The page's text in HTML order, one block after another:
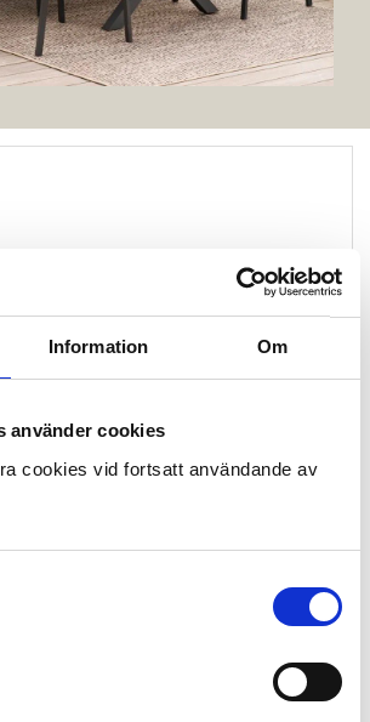
Information Om
använder cookies
cookies vid fortsatt användande av